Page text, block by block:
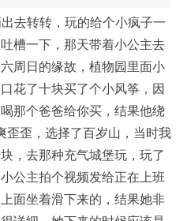
去转转，玩的给个小疯子一
槽一下，那天带着小公主去
周日的缘故，植物园里面小
花了十块买了个小风筝，因
那个爸爸给你买，结果他绕
歪歪，选择了百岁山，当时我
，去那种充气城堡玩，玩了
公主拍个视频发给正在上班
面坐着滑下来的，结果她非